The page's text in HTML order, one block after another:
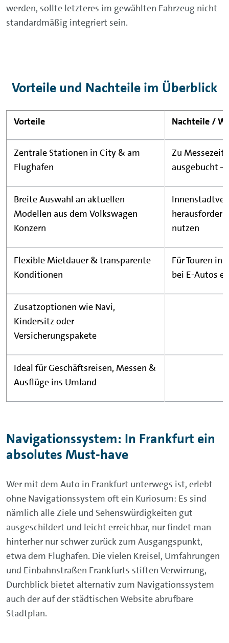
werden, sollte letzteres im gewählten Fahrzeug nicht
standardmäßig integriert sein.
Vorteile und Nachteile im Überblick
Vorteile Nachteile /
Zentrale Stationen in City & am
Flughafen
Zu
ausgebucht
Breite Auswahl an aktuellen
Modellen aus dem Volkswagen
Konzern
nutzen
Flexible Mietdauer & transparente
Konditionen
Für Touren
bei E-Autos
Zusatzoptionen wie Navi,
Kindersitz oder
Versicherungspakete
Ideal für Geschäftsreisen, Messen &
Ausflüge ins Umland
Navigationssystem: In Frankfurt ein
absolutes Must-have
Wer mit dem Auto in Frankfurt unterwegs ist, erlebt
ohne Navigationssystem oft ein Kuriosum: Es sind
nämlich alle Ziele und Sehenswürdigkeiten gut
ausgeschildert und leicht erreichbar, nur findet man
hinterher nur schwer zurück zum Ausgangspunkt,
etwa dem Flughafen. Die vielen Kreisel, Umfahrungen
und Einbahnstraßen Frankfurts stiften Verwirrung,
Durchblick bietet alternativ zum Navigationssystem
auch der auf der städtischen Website abrufbare
Stadtplan.